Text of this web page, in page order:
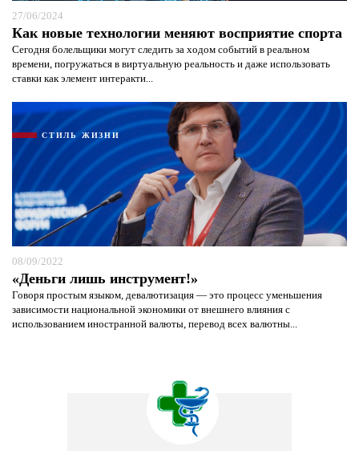
27/06/2024
Как новые технологии меняют восприятие спорта
Сегодня болельщики могут следить за ходом событий в реальном
времени, погружаться в виртуальную реальность и даже использовать
ставки как элемент интеракти...
СТИЛЬ ЖИЗНИ
08/09/2022
«Деньги лишь инструмент!»
Говоря простым языком, девалютизация — это процесс уменьшения
зависимости национальной экономики от внешнего влияния с
использованием иностранной валюты, перевод всех валютны...